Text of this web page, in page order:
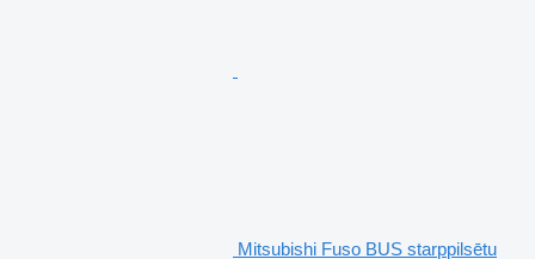
Mitsubishi Fuso BUS starppilsētu